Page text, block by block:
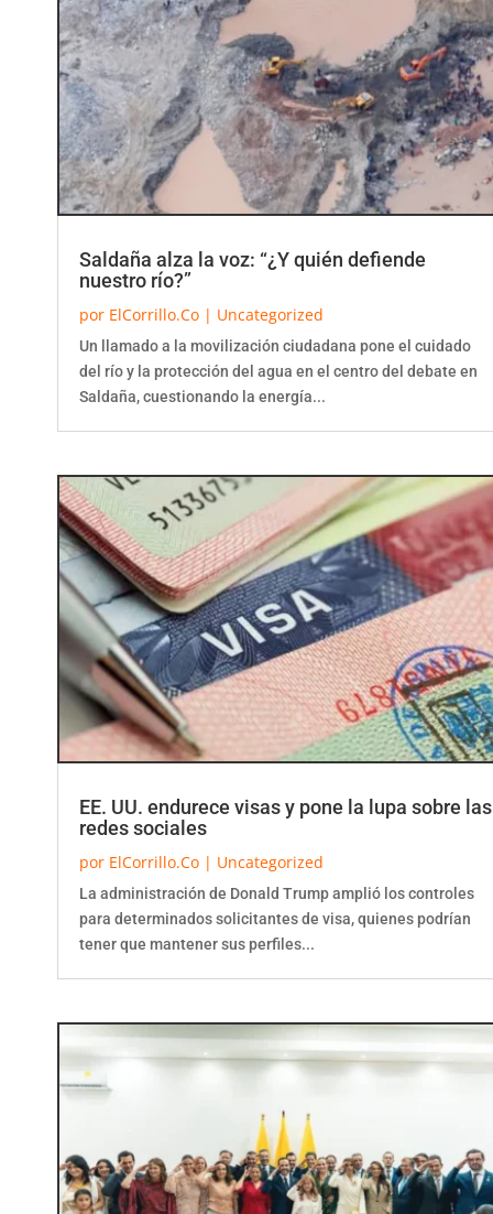
Saldaña alza la voz: “¿Y quién defiende
nuestro río?”
por ElCorrillo.Co | Uncategorized
Un llamado a la movilización ciudadana pone el cuidado
del río y la protección del agua en el centro del debate en
Saldaña, cuestionando la energía...
EE. UU. endurece visas y pone la lupa sobre las
redes sociales
por ElCorrillo.Co | Uncategorized
La administración de Donald Trump amplió los controles
para determinados solicitantes de visa, quienes podrían
tener que mantener sus perfiles...